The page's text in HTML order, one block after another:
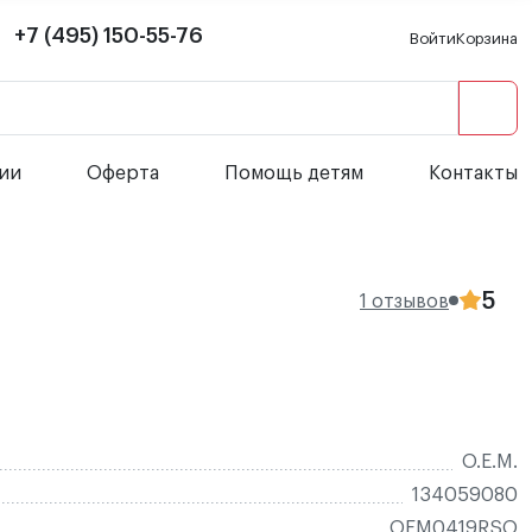
+7 (495) 150-55-76 ВойтиКорзина
Оферта Помощь детям Контакты
1 отзывов 5
O.E.M.
134059080